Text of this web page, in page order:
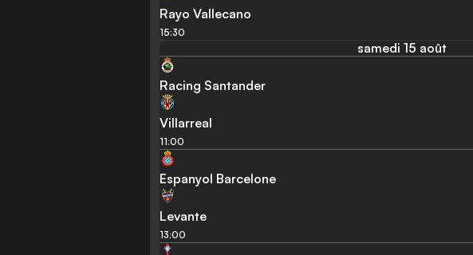
Rayo Vallecano
15:30
samedi 15 août
Racing Santander
Villarreal
11:00
Espanyol Barcelone
Levante
13:00